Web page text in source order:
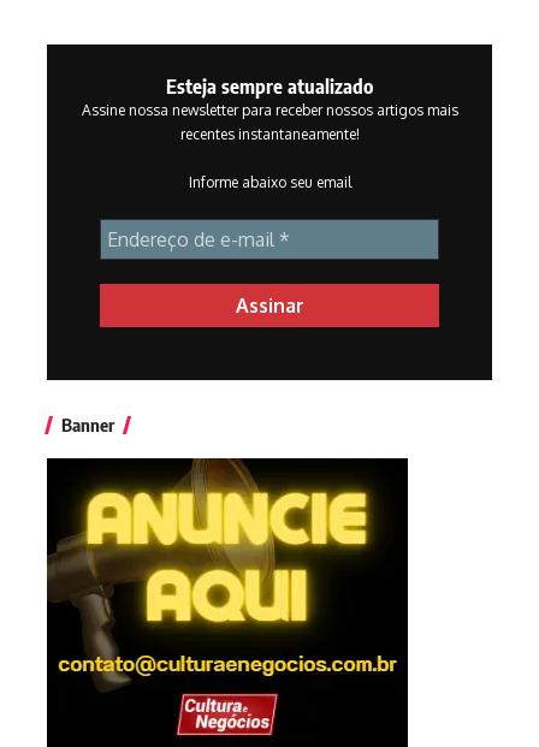
Esteja sempre atualizado
Assine nossa newsletter para receber nossos artigos mais
recentes instantaneamente!
Informe abaixo seu email
Banner